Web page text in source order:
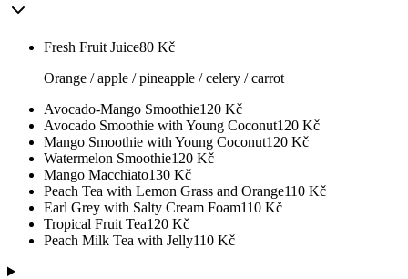
Fresh Fruit Juice80 Kč
Orange / apple / pineapple / celery / carrot
Avocado-Mango Smoothie120 Kč
Avocado Smoothie with Young Coconut120 Kč
Mango Smoothie with Young Coconut120 Kč
Watermelon Smoothie120 Kč
Mango Macchiato130 Kč
Peach Tea with Lemon Grass and Orange110 Kč
Earl Grey with Salty Cream Foam110 Kč
Tropical Fruit Tea120 Kč
Peach Milk Tea with Jelly110 Kč